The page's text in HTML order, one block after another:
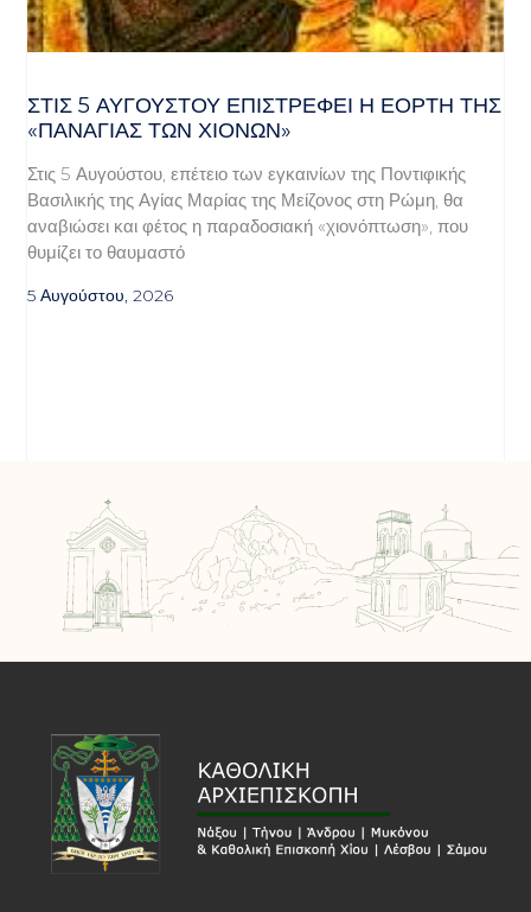
ΣΤΙΣ 5 ΑΥΓΟΎΣΤΟΥ ΕΠΙΣΤΡΈΦΕΙ Η ΕΟΡΤΉ ΤΗΣ
«ΠΑΝΑΓΊΑΣ ΤΩΝ ΧΙΌΝΩΝ»
Στις 5 Αυγούστου, επέτειο των εγκαινίων της Ποντιφικής
Βασιλικής της Αγίας Μαρίας της Μείζονος στη Ρώμη, θα
αναβιώσει και φέτος η παραδοσιακή «χιονόπτωση», που
θυμίζει το θαυμαστό
5 Αυγούστου, 2026